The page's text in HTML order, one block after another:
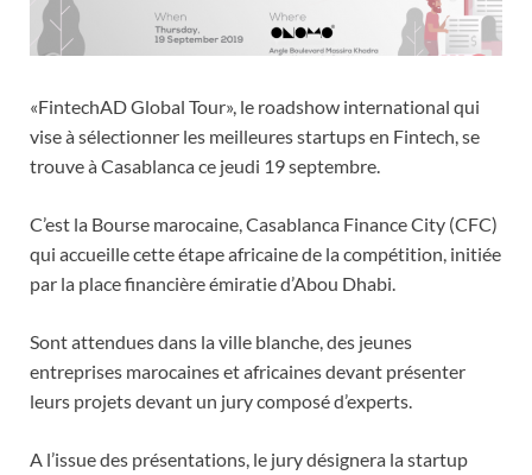
«FintechAD Global Tour», le roadshow international qui
vise à sélectionner les meilleures startups en Fintech, se
trouve à Casablanca ce jeudi 19 septembre.
C’est la Bourse marocaine, Casablanca Finance City (CFC)
qui accueille cette étape africaine de la compétition, initiée
par la place financière émiratie d’Abou Dhabi.
Sont attendues dans la ville blanche, des jeunes
entreprises marocaines et africaines devant présenter
leurs projets devant un jury composé d’experts.
A l’issue des présentations, le jury désignera la startup